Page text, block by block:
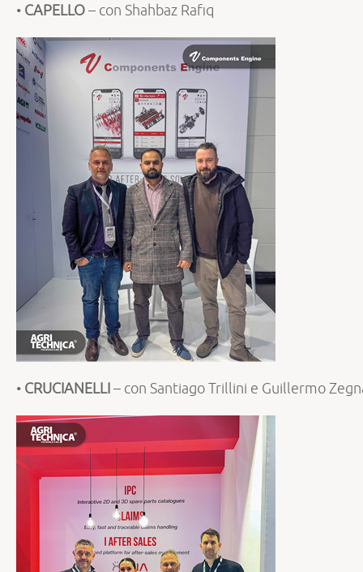
• CAPELLO– con Shahbaz Rafiq
• CRUCIANELLI – con Santiago Trillini e Guillermo